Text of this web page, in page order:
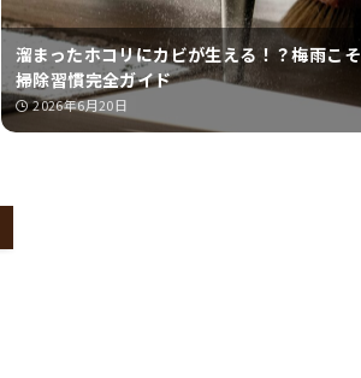
溜まったホコリにカビが生える！？梅雨こ
掃除習慣完全ガイド
2026年6月20日